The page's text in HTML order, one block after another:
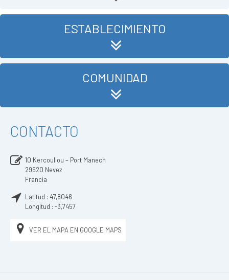
ESTABLECIMIENTO
COMUNIDAD
CONTACTO
10 Kercouliou – Port Manech
29920 Nevez
Francia
Latitud : 47,8046
Longitud : -3,7457
VER EL MAPA EN GOOGLE MAPS